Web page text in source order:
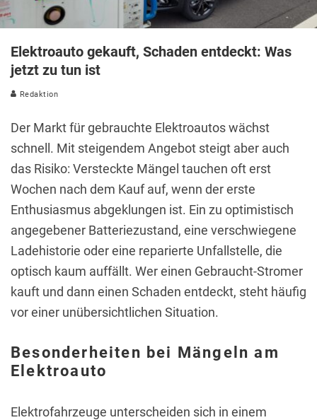
Elektroauto gekauft, Schaden entdeckt: Was
jetzt zu tun ist
Redaktion
Der Markt für gebrauchte Elektroautos wächst
schnell. Mit steigendem Angebot steigt aber auch
das Risiko: Versteckte Mängel tauchen oft erst
Wochen nach dem Kauf auf, wenn der erste
Enthusiasmus abgeklungen ist. Ein zu optimistisch
angegebener Batteriezustand, eine verschwiegene
Ladehistorie oder eine reparierte Unfallstelle, die
optisch kaum auffällt. Wer einen Gebraucht-Stromer
kauft und dann einen Schaden entdeckt, steht häufig
vor einer unübersichtlichen Situation.
Besonderheiten bei Mängeln am
Elektroauto
Elektrofahrzeuge unterscheiden sich in einem